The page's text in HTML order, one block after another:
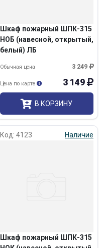
Шкаф пожарный ШПК-315
НОБ (навесной, открытый,
белый) ЛБ
3 249
Обычная цена
3 149
Цена по карте
В КОРЗИНУ
Код: 4123 Наличие
Шкаф пожарный ШПК-315